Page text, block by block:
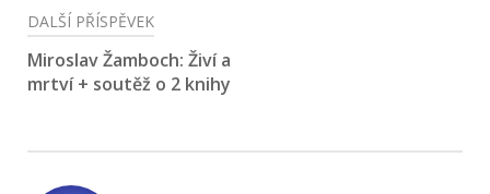
DALŠÍ PŘÍSPĚVEK
Miroslav Žamboch: Živí a
mrtví + soutěž o 2 knihy